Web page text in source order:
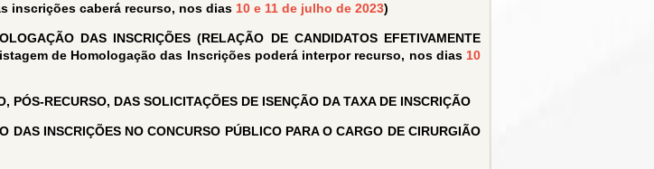
inscrições caberá recurso, nos dias 10 e 11 de julho de 2023)
DAS INSCRIÇÕES (RELAÇÃO DE CANDIDATOS EFETIVAMENTE
de Homologação das Inscrições poderá interpor recurso, nos dias 10
PÓS-RECURSO, DAS SOLICITAÇÕES DE ISENÇÃO DA TAXA DE INSCRIÇÃO
DAS INSCRIÇÕES NO CONCURSO PÚBLICO PARA O CARGO DE CIRURGIÃO